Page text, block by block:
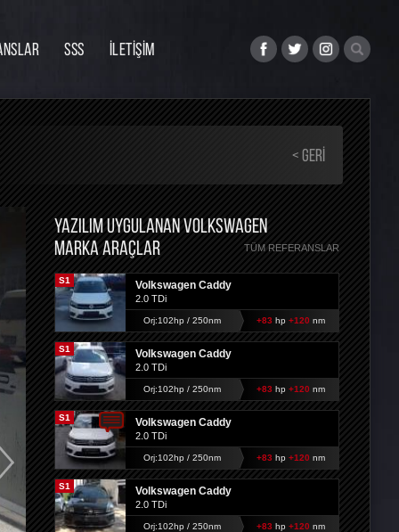
SSS İLETİŞİM
< GERI
YAZILIM UYGULANAN VOLKSWAGEN
MARKA ARAÇLAR
TÜM REFERANSLAR
S1 Volkswagen Caddy
2.0 TDi
Orj:102hp / 250nm +83 hp +120 nm
S1 Volkswagen Caddy
2.0 TDi
Orj:102hp / 250nm +83 hp +120 nm
S1 Volkswagen Caddy
2.0 TDi
Orj:102hp / 250nm +83 hp +120 nm
S1 Volkswagen Caddy
2.0 TDi
Orj:102hp / 250nm +83 hp +120 nm